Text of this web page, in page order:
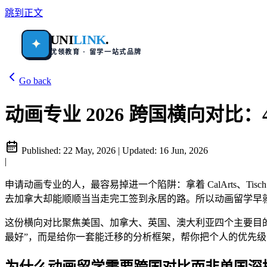
跳到正文
✦ UNILINK.
优领教育 · 留学一站式品牌
Go back
动画专业 2026 跨国横向对比
Published: 22 May, 2026 | Updated: 16 Jun, 2026
|
申请动画专业的人，最容易掉进一个陷阱：拿着 CalArts、
去加拿大却能顺顺当当走完工签到永居的路。所以动画留学
这份横向对比聚焦美国、加拿大、英国、澳大利亚四个主要目
最好”，而是给你一套能迁移的分析框架，帮你把个人的优先